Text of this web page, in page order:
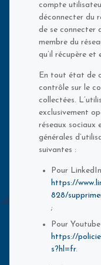
compte
déconnecter du
de se connecter
membre du
qu’il récupère et
En tout état de
contrôle sur le
collectées.
exclusivement
réseaux sociaux
générales
suivantes :
Pour
https://
828/
;
Pour Youtube
https://
s?hl=fr.